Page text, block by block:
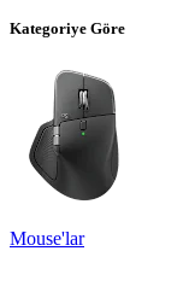
Kategoriye Göre
Mouse'lar